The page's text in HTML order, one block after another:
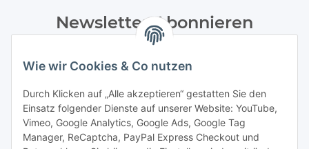
Wie wir Cookies & Co nutzen
Durch Klicken auf „Alle akzeptieren“ gestatten Sie den
Einsatz folgender Dienste auf unserer Website: YouTube,
Vimeo, Google Analytics, Google Ads, Google Tag
Manager, ReCaptcha, PayPal Express Checkout und
Newsletter Abonnieren
Datenschutzerklärungregelmäßig und jederzeit widerruflich
Abonnieren